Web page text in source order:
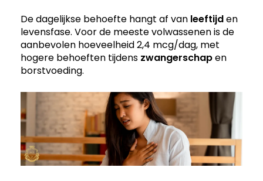
De dagelijkse behoefte hangt af van leeftijden
levensfase. Voor de meeste volwassenen is de
aanbevolen hoeveelheid 2,4 mcg/dag, met
hogere behoeften tijdens zwangerschapen
borstvoeding.